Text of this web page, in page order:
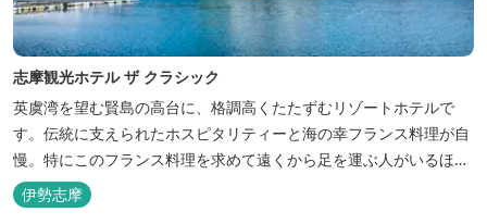
志摩観光ホテル ザ クラシック
英虞湾を望む賢島の高台に、格調高くたたずむリゾートホテルで
す。伝統に支えられたホスピタリティーと海の幸フランス料理が自
慢。特にこのフランス料理を求めて遠くから足を運ぶ人がいるほ
ど。洗練されたサービスに、寛ぎと至福のひとときを満喫してくだ
さい。 ※2016年6月7日リニューアルオープン
伊勢志摩